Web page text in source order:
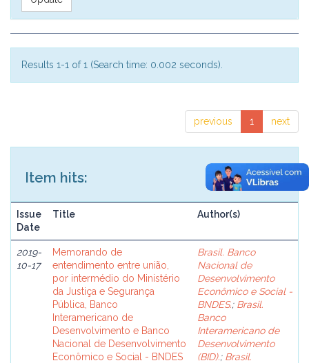
Results 1-1 of 1 (Search time: 0.002 seconds).
previous 1 next
Item hits:
Issue
Date
Title Author(s)
2019-
10-17
Memorando de
entendimento entre união,
por intermédio do Ministério
da Justiça e Segurança
Pública, Banco
Interamericano de
Desenvolvimento e Banco
Nacional de Desenvolvimento
Econômico e Social - BNDES
Brasil. Banco
Nacional de
Desenvolvimento
Econômico e Social -
BNDES.; Brasil.
Banco
Interamericano de
Desenvolvimento
(BID).; Brasil.